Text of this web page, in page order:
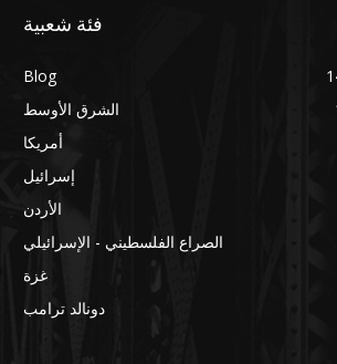
فئة شعبية
Blog
الشرق الأوسط
أمريكا
إسرائيل
الأردن
الصراع الفلسطيني - الإسرائيلي
غزة
دونالد ترامب